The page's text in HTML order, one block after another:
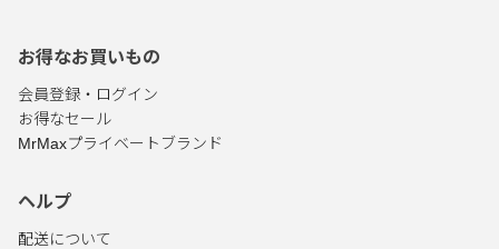
お得なお買いもの
会員登録・ログイン
お得なセール
MrMaxプライベートブランド
ヘルプ
配送について